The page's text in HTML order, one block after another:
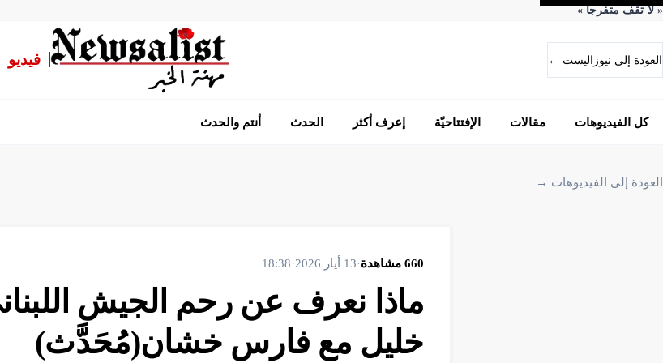
«لا تقف متفرجاً»
العودة إلى نيوزاليست ← فيديو
كل الفيديوهات مقالات الإفتتاحيّة إعرف أكثر الحدث أنتم والحدث
العودة إلى الفيديوهات →
660 مشاهدة·13 أيار 2026 ·
18:38
ماذا نعرف عن رحم الجيش
خليل مع فارس خشان(مُحَدَّث)